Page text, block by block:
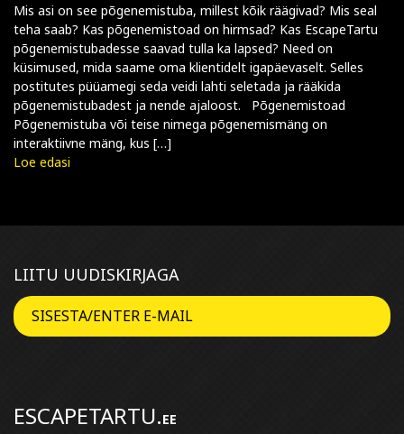
Mis asi on see põgenemistuba, millest kõik räägivad? Mis seal
teha saab? Kas põgenemistoad on hirmsad? Kas EscapeTartu
põgenemistubadesse saavad tulla ka lapsed? Need on
küsimused, mida saame oma klientidelt igapäevaselt. Selles
postitutes püüamegi seda veidi lahti seletada ja rääkida
põgenemistubadest ja nende ajaloost. Põgenemistoad
Põgenemistuba või teise nimega põgenemismäng on
interaktiivne mäng, kus […]
Loe edasi
LIITU UUDISKIRJAGA
ESCAPETARTU.EE